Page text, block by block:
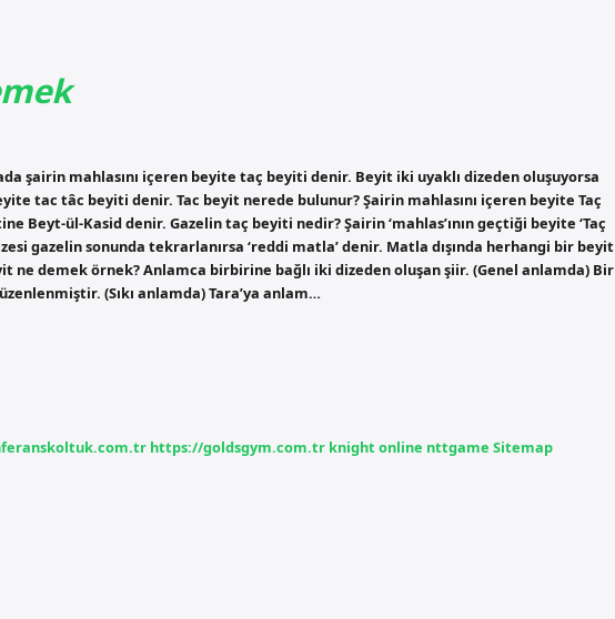
şairin mahlasını içeren beyite taç beyiti denir. Beyit iki uyaklı dizeden oluşuyorsa
tac tâc beyiti denir. Tac beyit nerede bulunur? Şairin mahlasını içeren beyite Taç
Beyt-ül-Kasid denir. Gazelin taç beyiti nedir? Şairin ‘mahlas’ının geçtiği beyite ‘Taç
gazelin sonunda tekrarlanırsa ‘reddi matla’ denir. Matla dışında herhangi bir beyit
ne demek örnek? Anlamca birbirine bağlı iki dizeden oluşan şiir. (Genel anlamda) Bir
(Sıkı anlamda) Tara’ya anlam…
https://goldsgym.com.tr knight online nttgame Sitemap